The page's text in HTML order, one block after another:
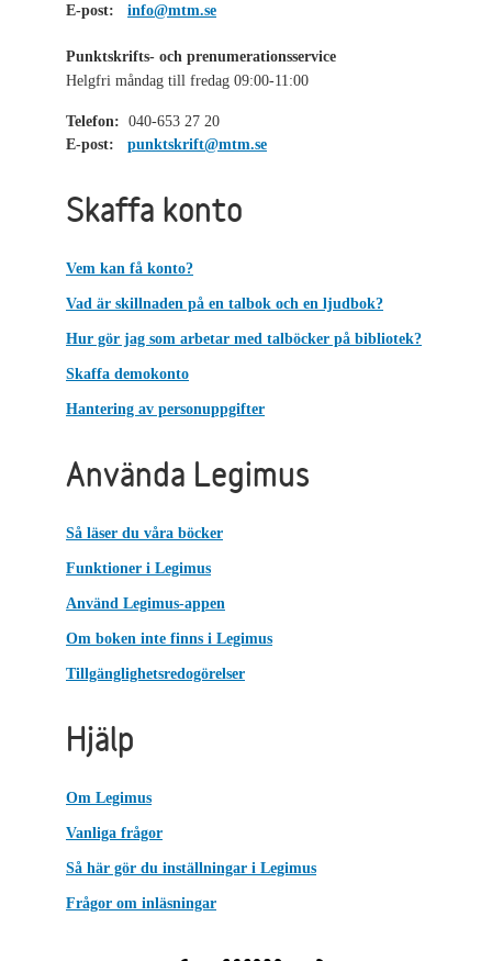
E-post:
info@mtm.se
Punktskrifts- och prenumerationsservice
Helgfri måndag till fredag 09:00-11:00
Telefon: 040-653 27 20
E-post:
punktskrift@mtm.se
Skaffa konto
Vem kan få konto?
Vad är skillnaden på en talbok och en ljudbok?
Hur gör jag som arbetar med talböcker på bibliotek?
Skaffa demokonto
Hantering av personuppgifter
Använda Legimus
Så läser du våra böcker
Funktioner i Legimus
Använd Legimus-appen
Om boken inte finns i Legimus
Tillgänglighetsredogörelser
Hjälp
Om Legimus
Vanliga frågor
Så här gör du inställningar i Legimus
Frågor om inläsningar